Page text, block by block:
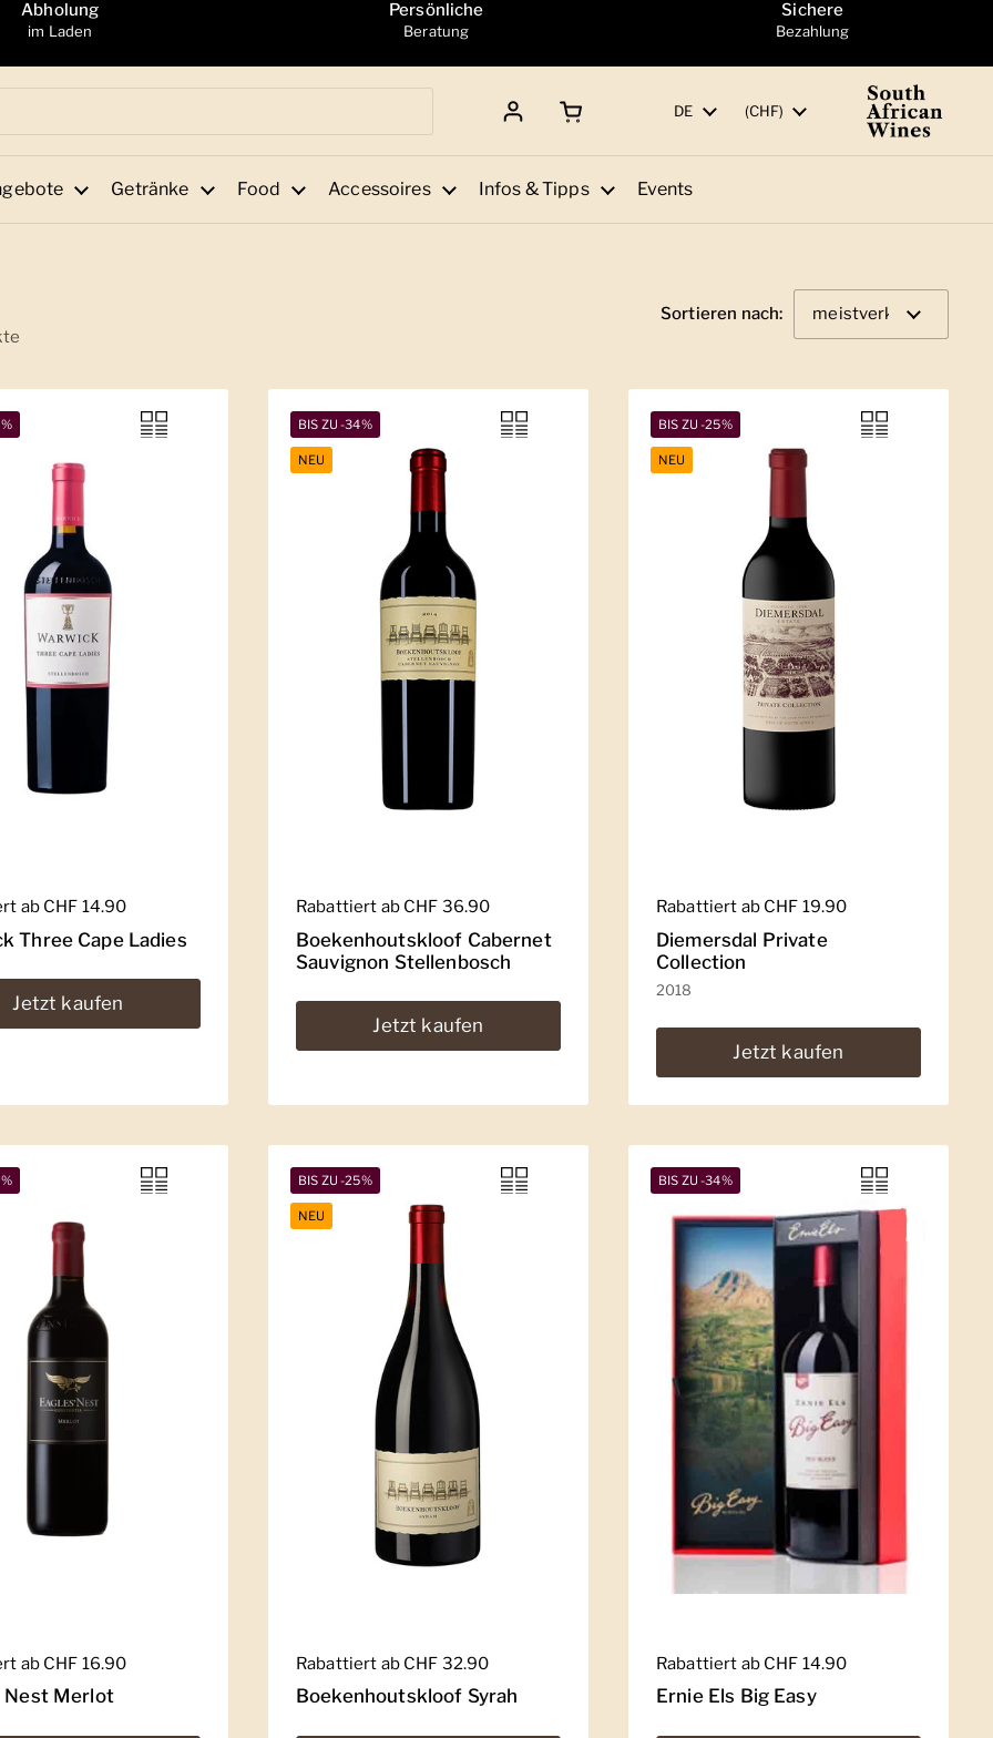
Abholung
im Laden
Persönliche
Beratung
Sichere
Bezahlung
Sprache
DE Land/Region
(CHF)
Getränke Food Accessoires Infos & Tipps Events
Sortieren nach:
Preis
ab CHF 14.90
Three Cape Ladies
Jetzt kaufen
Regulärer Preis
Rabattiert ab CHF 36.90
Boekenhoutskloof Cabernet
Sauvignon Stellenbosch
Jetzt kaufen
BIS ZU -34%
NEU
Regulärer Preis
Rabattiert ab CHF 19.90
Diemersdal Private
Collection
2018
Jetzt kaufen
BIS ZU -25%
NEU
Preis
ab CHF 16.90
Nest Merlot
Regulärer Preis
Rabattiert ab CHF 32.90
Boekenhoutskloof Syrah
BIS ZU -25%
NEU
Regulärer Preis
Rabattiert ab CHF 14.90
Ernie Els Big Easy
BIS ZU -34%